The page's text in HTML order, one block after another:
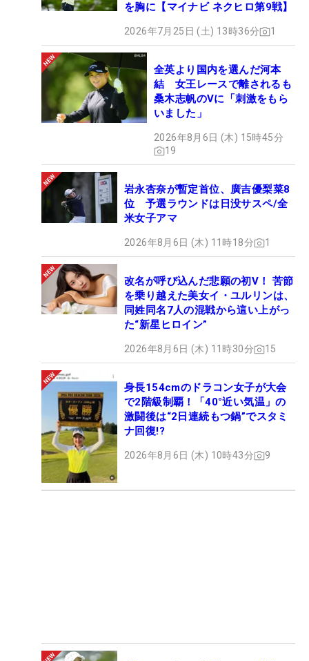
を胸に【マイナビ ネクヒロ第9戦】
2026年7月25日 (土) 13時36分 1
全英より国内を選んだ河本
結 女王レースで離されるも
桑木志帆のVに「刺激をもら
いました」
2026年8月6日 (木) 15時45分
19
岩永杏奈が暫定首位、廣吉優梨菜8
位 予選ラウンドは日没サスペ/全
米女子アマ
2026年8月6日 (木) 11時18分 1
改名が呼び込んだ悲願の初V！ 苦節
を乗り越えた美女イ・ユルリンは、
同姓同名7人の混戦から這い上がっ
た“新星ヒロイン”
2026年8月6日 (木) 11時30分 15
身長154cmのドラコン女子が大会
で2階級制覇！「40°近い気温」の
激闘後は“2日連続もつ鍋”でスタミ
ナ回復!?
2026年8月6日 (木) 10時43分 9